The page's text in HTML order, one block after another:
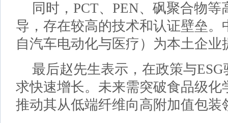
同时，PCT、PEN、砜聚合物
导，存在较高的技术和认证壁垒
自汽车电动化与医疗）为本土企
最后赵先生表示，在政策与
求快速增长。未来需突破食品级
推动其从低端纤维向高附加值包装